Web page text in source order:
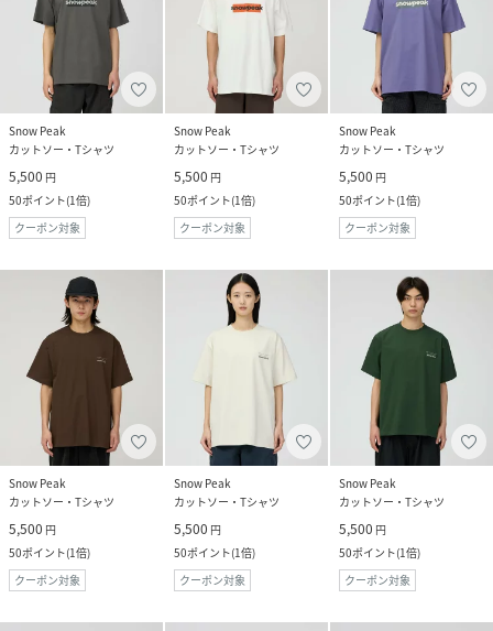
Snow Peak
カットソー・Tシャツ
5,500 円
50ポイント(1倍)
クーポン対象
Snow Peak
カットソー・Tシャツ
5,500 円
50ポイント(1倍)
クーポン対象
Snow Peak
カットソー・Tシャツ
5,500 円
50ポイント(1倍)
クーポン対象
Snow Peak
カットソー・Tシャツ
5,500 円
50ポイント(1倍)
クーポン対象
Snow Peak
カットソー・Tシャツ
5,500 円
50ポイント(1倍)
クーポン対象
Snow Peak
カットソー・Tシャツ
5,500 円
50ポイント(1倍)
クーポン対象